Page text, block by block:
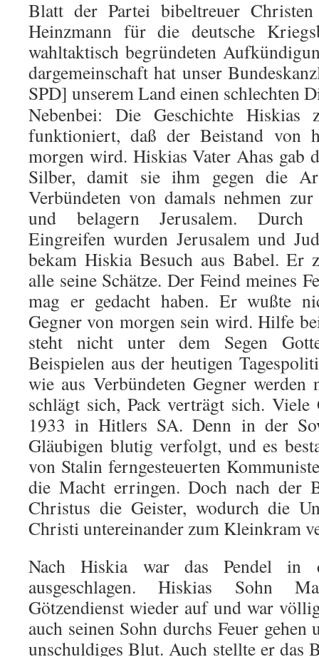
Blatt der Partei bibel­treuer
Heinzmann für die deutsche
wahltak­tisch be­gründeten
dargemeinschaft hat unser
SPD] unserem Land einen schlechten
Nebenbei: Die Geschichte
funktioniert, daß der Bei­stand von
morgen wird. Hiskias Vater Ahas gab
Silber, da­mit sie ihm gegen die
Verbündeten von damals nehmen
und belagern Jerusalem. Durch
Eingreifen wurden Jerusa­lem und
bekam Hiskia Besuch aus Babel. Er
alle seine Schätze. Der Feind meines
mag er gedacht haben. Er wuß­te
Gegner von morgen sein wird. Hilfe
steht nicht unter dem Segen
Beispielen aus der heutigen
wie aus Verbündeten Gegner werden
schlägt sich, Pack verträgt sich.
1933 in Hitlers SA. Denn in der
Gläubigen blutig verfolgt, und es
von Stalin ferngesteuerten
die Macht erringen. Doch nach der
Christus die Geister, wodurch die
Christi untereinander zum Klein­kram
Nach Hiskia war das Pendel in
ausgeschlagen. His­kias Sohn
Götzendienst wieder auf und war
auch seinen Sohn durchs Feuer
unschuldiges Blut. Auch stellte er das